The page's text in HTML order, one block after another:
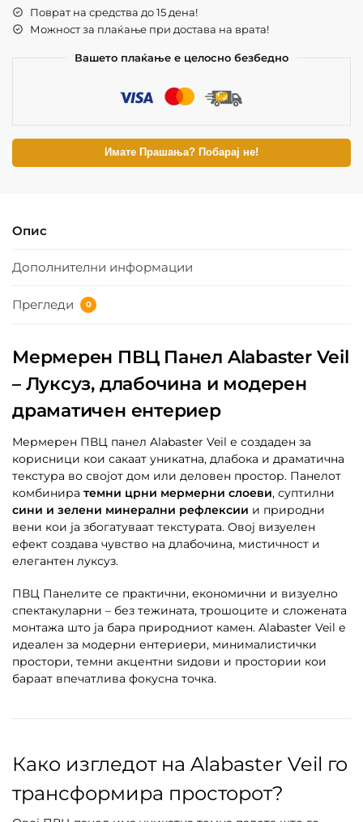
Поврат на средства до 15 дена!
Можност за плаќање при достава на врата!
Вашето плаќање е целосно безбедно
Имате Прашања? Побарај не!
Опис
Дополнителни информации
Прегледи 0
Мермерен ПВЦ Панел Alabaster Veil
– Луксуз, длабочина и модерен
драматичен ентериер
Мермерен ПВЦ панел Alabaster Veil е создаден за
корисници кои сакаат уникатна, длабока и драматична
текстура во својот дом или деловен простор. Панелот
комбинира темни црни мермерни слоеви, суптилни
сини и зелени минерални рефлексии и природни
вени кои ја збогатуваат текстурата. Овој визуелен
ефект создава чувство на длабочина, мистичност и
елегантен луксуз.
ПВЦ Панелите се практични, економични и визуелно
спектакуларни – без тежината, трошоците и сложената
монтажа што ја бара природниот камен. Alabaster Veil е
идеален за модерни ентериери, минималистички
простори, темни акцентни ѕидови и простории кои
бараат впечатлива фокусна точка.
Како изгледот на Alabaster Veil го
трансформира просторот?